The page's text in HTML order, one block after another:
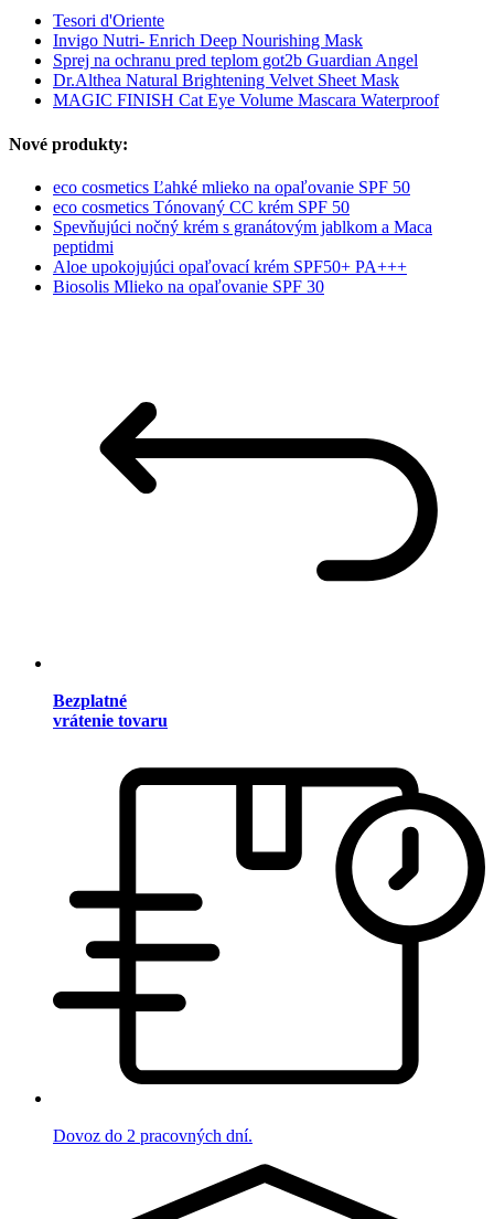
Tesori d'Oriente
Invigo Nutri- Enrich Deep Nourishing Mask
Sprej na ochranu pred teplom got2b Guardian Angel
Dr.Althea Natural Brightening Velvet Sheet Mask
MAGIC FINISH Cat Eye Volume Mascara Waterproof
Nové produkty:
eco cosmetics Ľahké mlieko na opaľovanie SPF 50
eco cosmetics Tónovaný CC krém SPF 50
Spevňujúci nočný krém s granátovým jablkom a Maca
peptidmi
Aloe upokojujúci opaľovací krém SPF50+ PA+++
Biosolis Mlieko na opaľovanie SPF 30
Bezplatné
vrátenie tovaru
Dovoz do 2 pracovných dní.